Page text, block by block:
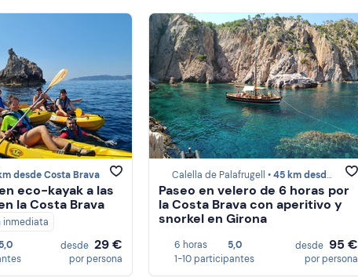
desde Costa Brava
eco-kayak a las
la Costa Brava
inmediata
5,0
desde 29 €
por persona
Calella de Palafrugell •45 km desde Costa Brava
Paseo en velero de 6 horas por
la Costa Brava con aperitivo y
snorkel en Girona
6 horas
5,0
1-10 participantes
desde 95 €
por persona